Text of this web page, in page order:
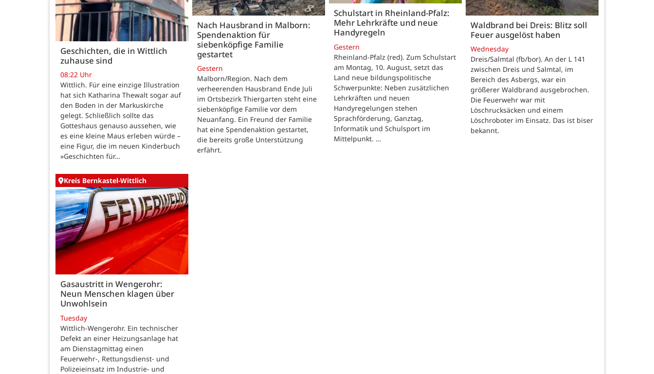
Geschichten, die in Wittlich
zuhause sind
08:22 Uhr
Wittlich. Für eine einzige Illustration
hat sich Katharina Thewalt sogar auf
den Boden in der Markuskirche
gelegt. Schließlich sollte das
Gotteshaus genauso aussehen, wie
es eine kleine Maus erleben würde –
eine Figur, die im neuen Kinderbuch
»Geschichten für…
Nach Hausbrand in Malborn:
Spendenaktion für
siebenköpfige Familie
gestartet
Gestern
Malborn/Region. Nach dem
verheerenden Hausbrand Ende Juli
im Ortsbezirk Thiergarten steht eine
siebenköpfige Familie vor dem
Neuanfang. Ein Freund der Familie
hat eine Spendenaktion gestartet,
die bereits große Unterstützung
erfährt.
Schulstart in Rheinland-Pfalz:
Mehr Lehrkräfte und neue
Handyregeln
Gestern
Rheinland-Pfalz (red). Zum Schulstart
am Montag, 10. August, setzt das
Land neue bildungspolitische
Schwerpunkte: Neben zusätzlichen
Lehrkräften und neuen
Handyregelungen stehen
Sprachförderung, Ganztag,
Informatik und Schulsport im
Mittelpunkt. …
Waldbrand bei Dreis: Blitz soll
Feuer ausgelöst haben
Wednesday
Dreis/Salmtal (fb/bor). An der L 141
zwischen Dreis und Salmtal, im
Bereich des Asbergs, war ein
größerer Waldbrand ausgebrochen.
Die Feuerwehr war mit
Löschrucksäcken und einem
Löschroboter im Einsatz. Das ist biser
bekannt.
Kreis Bernkastel-Wittlich
Gasaustritt in Wengerohr:
Neun Menschen klagen über
Unwohlsein
Tuesday
Wittlich-Wengerohr. Ein technischer
Defekt an einer Heizungsanlage hat
am Dienstagmittag einen
Feuerwehr-, Rettungsdienst- und
Polizeieinsatz im Industrie- und